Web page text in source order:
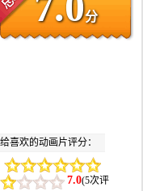
分
给喜欢的动画片评分：
7.0(5次评